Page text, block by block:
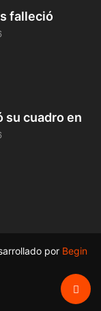
falleció
su cuadro en
por Begin